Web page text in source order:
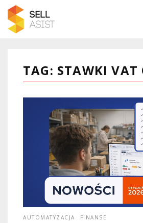
TAG: STAWKI VAT
AUTOMATYZACJA
FINANSE